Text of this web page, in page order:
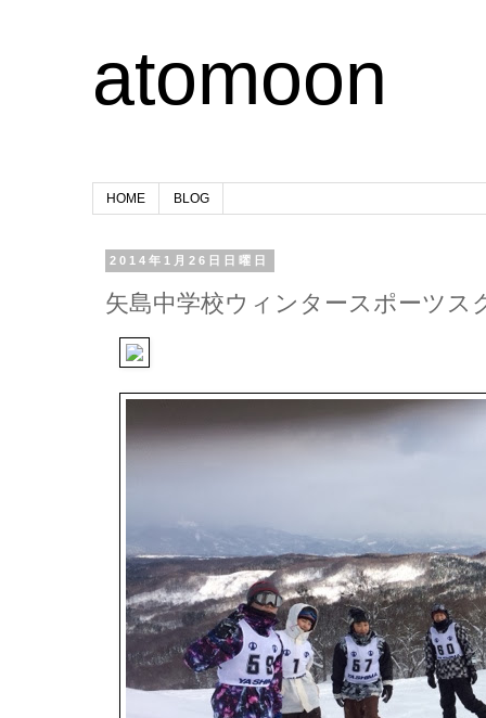
atomoon
HOME BLOG
2014年1月26日日曜日
矢島中学校ウィンタースポーツス